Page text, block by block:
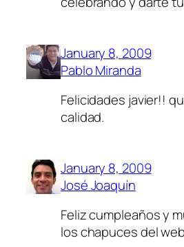
January 8, 2009
Pablo Miranda
Felicidades javier!!
calidad.
January 8, 2009
José Joaquín
Feliz cumpleaños y
los chapuces del